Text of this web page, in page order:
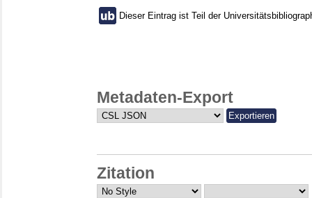
Dieser Eintrag ist Teil der
Metadaten-Export
Zitation